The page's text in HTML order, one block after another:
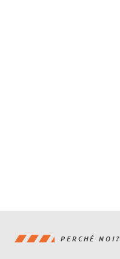
PERCHÉ NOI?